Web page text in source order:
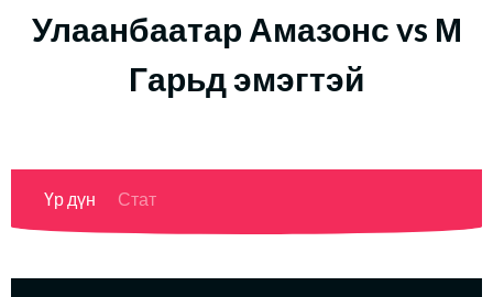
Улаанбаатар Амазонс vs М
Гарьд эмэгтэй
Үр дүн Стат